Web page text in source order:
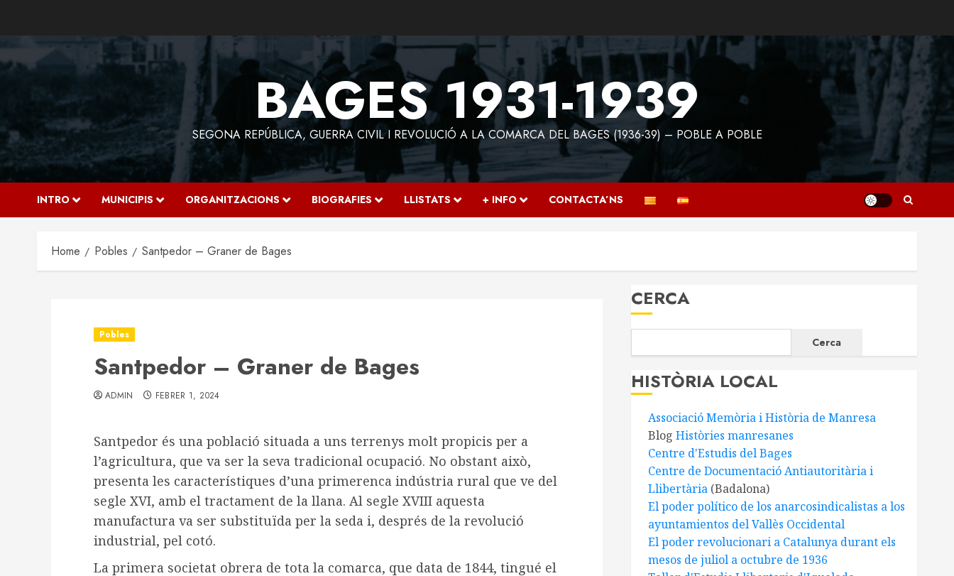
BAGES 1931-1939
SEGONA REPÚBLICA, GUERRA CIVIL I REVOLUCIÓ A LA COMARCA DEL BAGES (1936-39) – POBLE A POBLE
INTRO MUNICIPIS ORGANITZACIONS BIOGRAFIES LLISTATS + INFO CONTACTA’NS
Home Pobles Santpedor – Graner de Bages
Pobles
Santpedor – Graner de Bages
ADMIN FEBRER 1, 2024
Santpedor és una població situada a uns terrenys molt propicis per a
l’agricultura, que va ser la seva tradicional ocupació. No obstant això,
presenta les característiques d’una primerenca indústria rural que ve del
segle XVI, amb el tractament de la llana. Al segle XVIII aquesta
manufactura va ser substituïda per la seda i, després de la revolució
industrial, pel cotó.
La primera societat obrera de tota la comarca, que data de 1844, tingué el
CERCA
Cerca
HISTÒRIA LOCAL
Associació Memòria i Història de Manresa
Blog Històries manresanes
Centre d'Estudis del Bages
Centre de Documentació Antiautoritària i
Llibertària(Badalona)
El poder político de los anarcosindicalistas a los
ayuntamientos del Vallès Occidental
El poder revolucionari a Catalunya durant els
mesos de juliol a octubre de 1936